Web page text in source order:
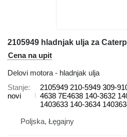
Cena na upit
Delovi motora - hladnjak ulja
Stanje
novi
2105949 210-5949 309-
4638 7E4638 140-3632
1403633 140-3634
Poljska, Łęgajny